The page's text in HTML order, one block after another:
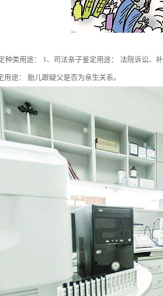
种类用途： 1、司法亲子鉴定用途： 法院诉讼、
用途： 胎儿跟疑父是否为亲生关系。